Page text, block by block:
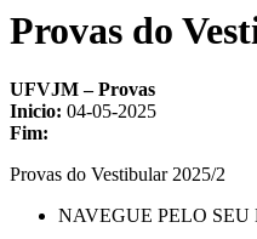
Provas do
UFVJM – Provas
Inicio: 04-05-2025
Fim:
Provas do Vestibular 2025/2
NAVEGUE PELO SEU